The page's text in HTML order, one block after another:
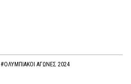
#ΟΛΥΜΠΙΑΚΟΙ ΑΓΩΝΕΣ 2024